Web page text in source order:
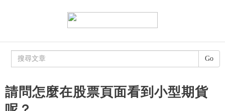
請問怎麼在股票頁面看到小型期貨
Go